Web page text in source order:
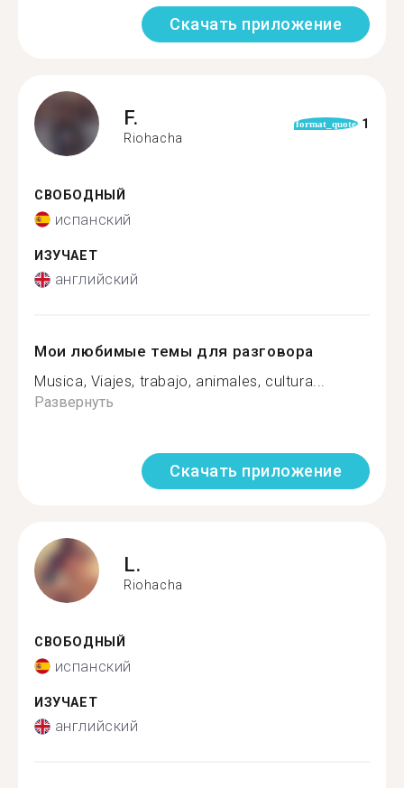
Скачать приложение
F.
Riohacha
format_quote 1
СВОБОДНЫЙ
испанский
ИЗУЧАЕТ
английский
Мои любимые темы для разговора
Musica, Viajes, trabajo, animales, cultura...
Развернуть
Скачать приложение
L.
Riohacha
СВОБОДНЫЙ
испанский
ИЗУЧАЕТ
английский